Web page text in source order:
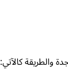
والطريقة كالآتي: